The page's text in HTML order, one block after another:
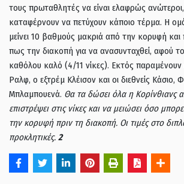
τους πρωταθλητές να είναι ελαφρώς
καταφέρνουν να πετύχουν κάποιο τέρμα. Η
μείνει 10 βαθμούς μακριά από την κορυφή και
πως την διακοπή για να ανασυνταχθεί, αφού
καθόλου καλό (4/11 νίκες). Εκτός παραμένουν
Ραλφ, ο εξτρέμ Κλέισον και οι διεθνείς
Μπλαμπουενά. Θα τα δώσει όλα η Κορίνθιανς
επιστρέψει στις νίκες και να μειώσει όσο
την κορυφή πριν τη διακοπή. Οι τιμές στο
προκλητικές. 2